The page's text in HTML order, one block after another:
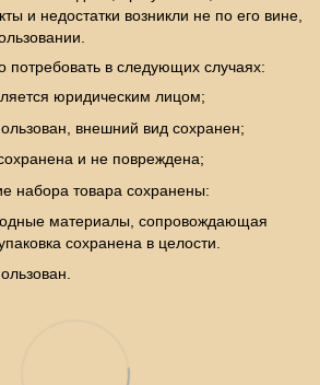
и недостатки возникли не по его вине,
потребовать в следующих случаях:
юридическим лицом;
внешний вид сохранен;
и не повреждена;
набора товара сохранены:
материалы, сопровождающая
сохранена в целости.